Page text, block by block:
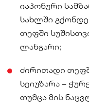
იაპონური
სახლში
თეფში
ლანგარი;
ძირითადი
სეიუზარა –
თუმცა მის